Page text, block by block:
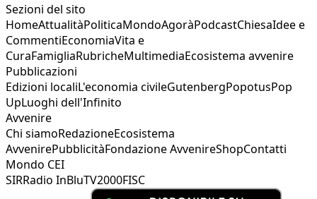
Sezioni del sito
HomeAttualitàPoliticaMondoAgoràPodcastChiesaIdee e
CommentiEconomiaVita e
CuraFamigliaRubricheMultimediaEcosistema avvenire
Pubblicazioni
Edizioni localiL'economia civileGutenbergPopotusPop
UpLuoghi dell'Infinito
Avvenire
Chi siamoRedazioneEcosistema
AvvenirePubblicitàFondazione AvvenireShopContatti
Mondo CEI
SIRRadio InBluTV2000FISC